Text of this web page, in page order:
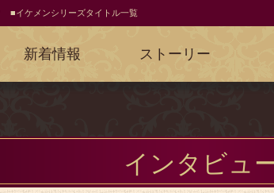
■イケメンシリーズタイトル一覧
新着情報 ストーリー
インタビュ